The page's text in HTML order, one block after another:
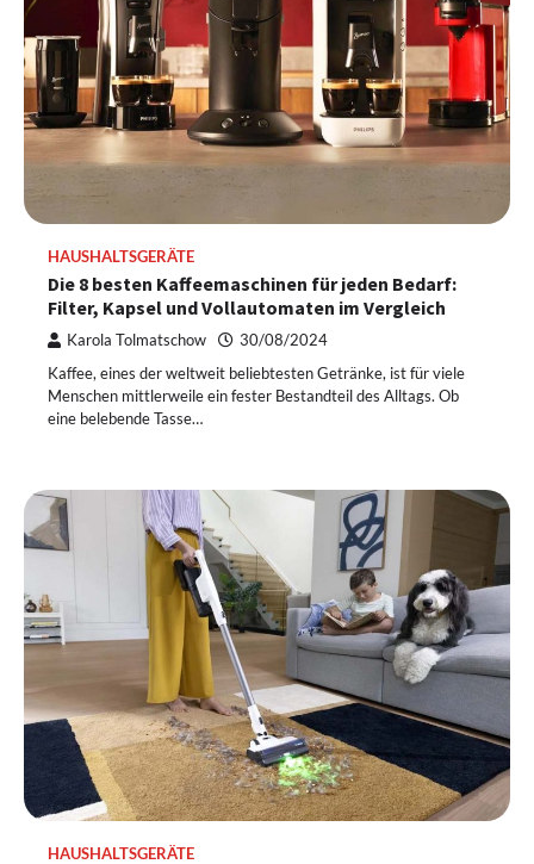
HAUSHALTSGERÄTE
Die 8 besten Kaffeemaschinen für jeden Bedarf:
Filter, Kapsel und Vollautomaten im Vergleich
Karola Tolmatschow 30/08/2024
Kaffee, eines der weltweit beliebtesten Getränke, ist für viele
Menschen mittlerweile ein fester Bestandteil des Alltags. Ob
eine belebende Tasse…
HAUSHALTSGERÄTE